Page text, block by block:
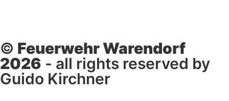
© Feuerwehr Warendorf
2026 - all rights reserved by
Guido Kirchner